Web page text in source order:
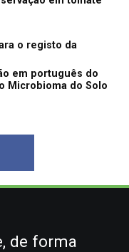
o registo da
em português do
Microbioma do Solo
de forma